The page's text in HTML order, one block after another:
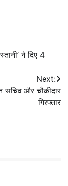
ने दिए 4
Next:
सचिव और चौकीदार
गिरफ्तार